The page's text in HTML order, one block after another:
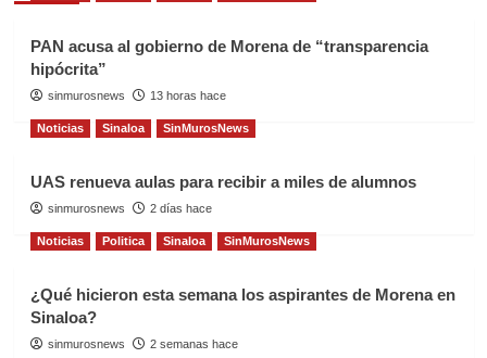
PAN acusa al gobierno de Morena de “transparencia
hipócrita”
sinmurosnews 13 horas hace
Noticias Sinaloa SinMurosNews
UAS renueva aulas para recibir a miles de alumnos
sinmurosnews 2 días hace
Noticias Politica Sinaloa SinMurosNews
¿Qué hicieron esta semana los aspirantes de Morena en
Sinaloa?
sinmurosnews 2 semanas hace